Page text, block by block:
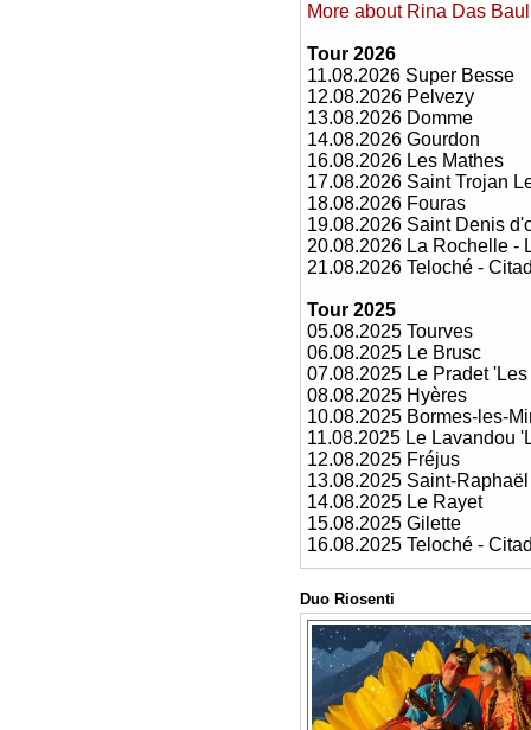
More about Rina Das
Tour 2026
11.08.2026 Super Besse
12.08.2026 Pelvezy
13.08.2026 Domme
14.08.2026 Gourdon
16.08.2026 Les Mathes
17.08.2026 Saint Trojan
18.08.2026 Fouras
19.08.2026 Saint Denis
20.08.2026 La Rochelle -
21.08.2026 Teloché -
Tour 2025
05.08.2025 Tourves
06.08.2025 Le Brusc
07.08.2025 Le Pradet
08.08.2025 Hyères
10.08.2025 Bormes-les-
11.08.2025 Le Lavandou
12.08.2025 Fréjus
13.08.2025 Saint-
14.08.2025 Le Rayet
15.08.2025 Gilette
16.08.2025 Teloché -
Duo Riosenti